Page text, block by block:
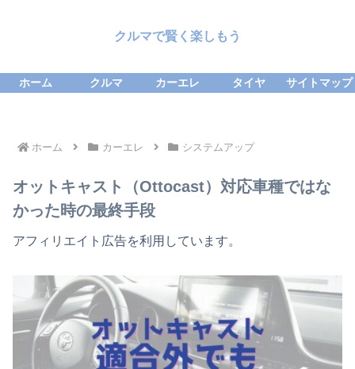
クルマで賢く楽しもう
ホーム クルマ カーエレ タイヤ サイトマップ
ホーム カーエレ システムアップ
オットキャスト（Ottocast）対応車種ではな
かった時の最終手段
アフィリエイト広告を利用しています。